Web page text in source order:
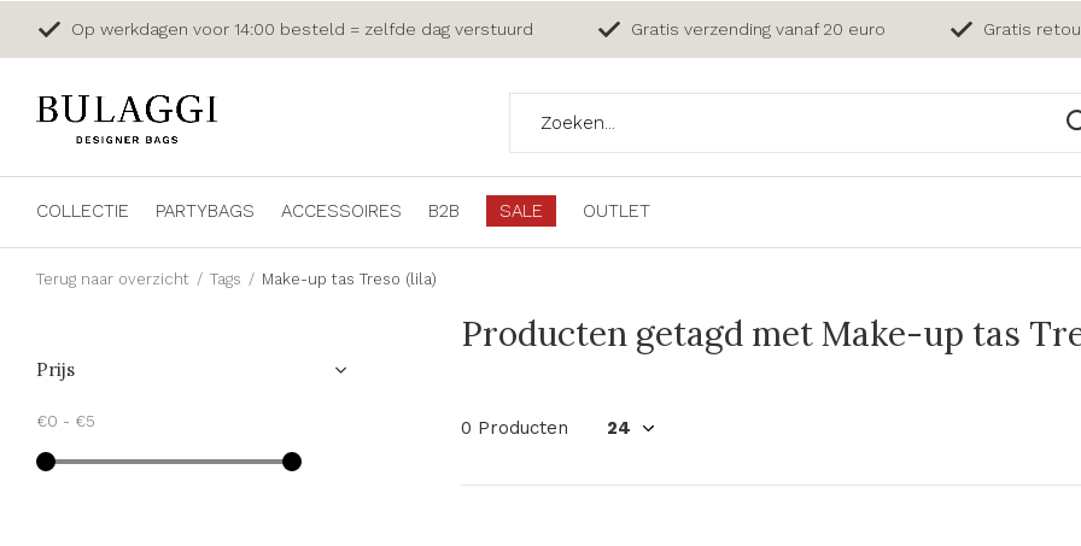
COLLECTIE PARTYBAGS ACCESSOIRES B2B SALE OUTLET
Op werkdagen voor 14:00 besteld = zelfde dag verstuurd Gratis verzending vanaf 20 euro Gratis
Terug naar overzicht Tags Make-up tas Treso (lila)
Producten getagd met Make-up tas
0 Producten
Prijs
€0 - €5